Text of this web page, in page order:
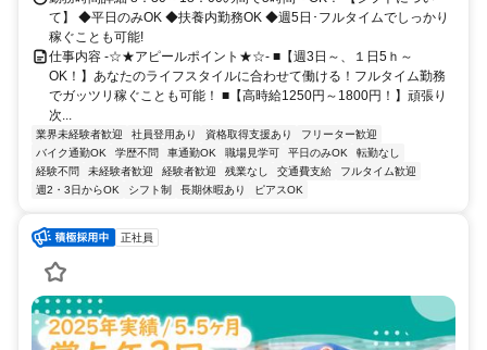
て】 ◆平日のみOK ◆扶養内勤務OK ◆週5日･フルタイムでしっかり
稼ぐことも可能!
仕事内容 -☆★アピールポイント★☆- ■【週3日～、１日5ｈ～
OK！】あなたのライフスタイルに合わせて働ける！フルタイム勤務
でガッツリ稼ぐことも可能！ ■【高時給1250円～1800円！】頑張り
次...
業界未経験者歓迎 社員登用あり 資格取得支援あり
フリーター歓迎
バイク通勤OK
学歴不問 車通勤OK 職場見学可 平日のみOK
転勤なし
経験不問
未経験者歓迎 経験者歓迎 残業なし 交通費支給
フルタイム歓迎
週2・3日からOK
シフト制 長期休暇あり ピアスOK
正社員